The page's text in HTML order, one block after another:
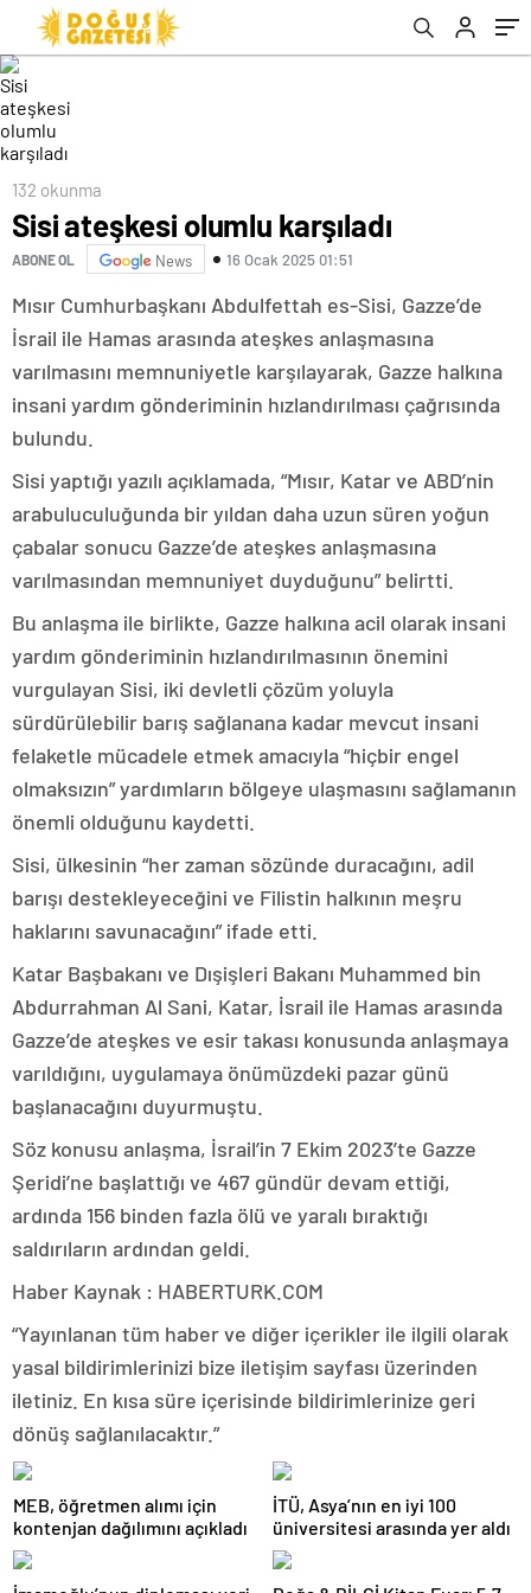
132 okunma
Sisi ateşkesi olumlu karşıladı
ABONE OL News 16 Ocak 2025 01:51
Mısır Cumhurbaşkanı Abdulfettah es-Sisi, Gazze’de
İsrail ile Hamas arasında ateşkes anlaşmasına
varılmasını memnuniyetle karşılayarak, Gazze halkına
insani yardım gönderiminin hızlandırılması çağrısında
bulundu.
Sisi yaptığı yazılı açıklamada, “Mısır, Katar ve ABD’nin
arabuluculuğunda bir yıldan daha uzun süren yoğun
çabalar sonucu Gazze’de ateşkes anlaşmasına
varılmasından memnuniyet duyduğunu” belirtti.
Bu anlaşma ile birlikte, Gazze halkına acil olarak insani
yardım gönderiminin hızlandırılmasının önemini
vurgulayan Sisi, iki devletli çözüm yoluyla
sürdürülebilir barış sağlanana kadar mevcut insani
felaketle mücadele etmek amacıyla “hiçbir engel
olmaksızın” yardımların bölgeye ulaşmasını sağlamanın
önemli olduğunu kaydetti.
Sisi, ülkesinin “her zaman sözünde duracağını, adil
barışı destekleyeceğini ve Filistin halkının meşru
haklarını savunacağını” ifade etti.
Katar Başbakanı ve Dışişleri Bakanı Muhammed bin
Abdurrahman Al Sani, Katar, İsrail ile Hamas arasında
Gazze’de ateşkes ve esir takası konusunda anlaşmaya
varıldığını, uygulamaya önümüzdeki pazar günü
başlanacağını duyurmuştu.
Söz konusu anlaşma, İsrail’in 7 Ekim 2023’te Gazze
Şeridi’ne başlattığı ve 467 gündür devam ettiği,
ardında 156 binden fazla ölü ve yaralı bıraktığı
saldırıların ardından geldi.
Haber Kaynak : HABERTURK.COM
“Yayınlanan tüm haber ve diğer içerikler ile ilgili olarak
yasal bildirimlerinizi bize iletişim sayfası üzerinden
iletiniz. En kısa süre içerisinde bildirimlerinize geri
dönüş sağlanılacaktır.”
MEB, öğretmen alımı için
kontenjan dağılımını açıkladı
İTÜ, Asya’nın en iyi 100
üniversitesi arasında yer aldı